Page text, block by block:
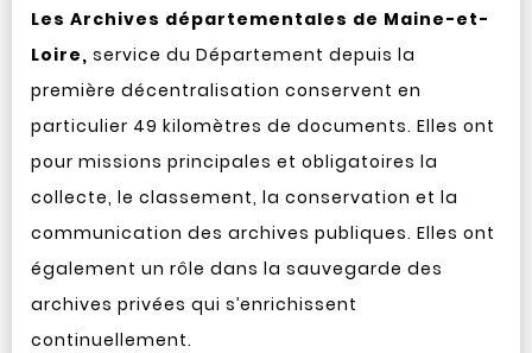
Les Archives départementales de Maine-et-
Loire, service du Département depuis la
première décentralisation conservent en
particulier 49 kilomètres de documents. Elles ont
pour missions principales et obligatoires la
collecte, le classement, la conservation et la
communication des archives publiques. Elles ont
également un rôle dans la sauvegarde des
archives privées qui s’enrichissent
continuellement.